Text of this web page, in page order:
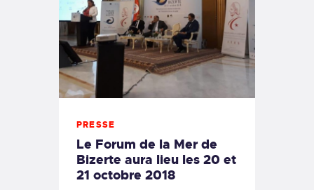
PRESSE
Le Forum de la Mer de
Bizerte aura lieu les 20 et
21 octobre 2018